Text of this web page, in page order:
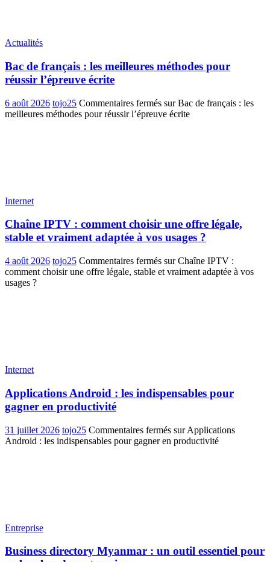
Actualités
Bac de français : les meilleures méthodes pour
réussir l’épreuve écrite
6 août 2026 tojo25 Commentaires fermés sur Bac de français : les
meilleures méthodes pour réussir l’épreuve écrite
Internet
Chaîne IPTV : comment choisir une offre légale,
stable et vraiment adaptée à vos usages ?
4 août 2026 tojo25 Commentaires fermés sur Chaîne IPTV :
comment choisir une offre légale, stable et vraiment adaptée à vos
usages ?
Internet
Applications Android : les indispensables pour
gagner en productivité
31 juillet 2026 tojo25 Commentaires fermés sur Applications
Android : les indispensables pour gagner en productivité
Entreprise
Business directory Myanmar : un outil essentiel pour